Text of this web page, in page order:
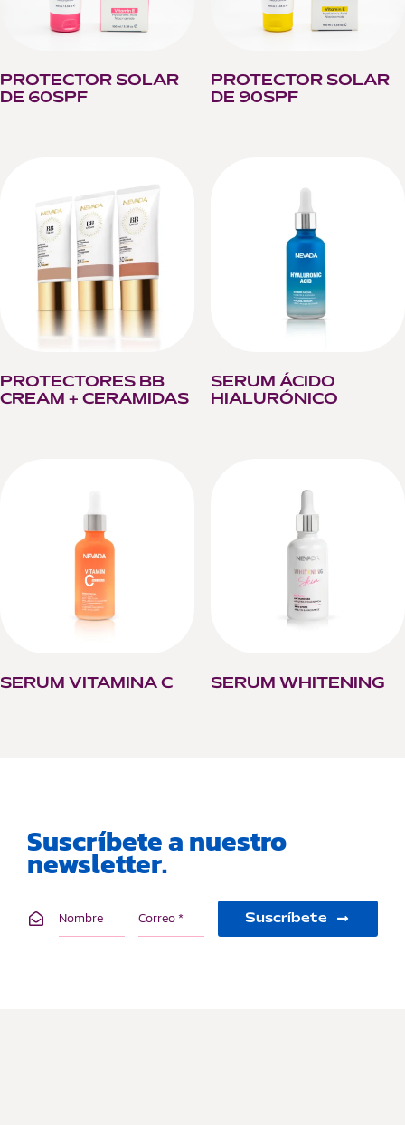
PROTECTOR SOLAR
DE 60SPF
PROTECTOR SOLAR
DE 90SPF
PROTECTORES BB
CREAM + CERAMIDAS
SERUM ÁCIDO
HIALURÓNICO
SERUM VITAMINA C SERUM WHITENING
Suscríbete a nuestro
newsletter.
Suscríbete